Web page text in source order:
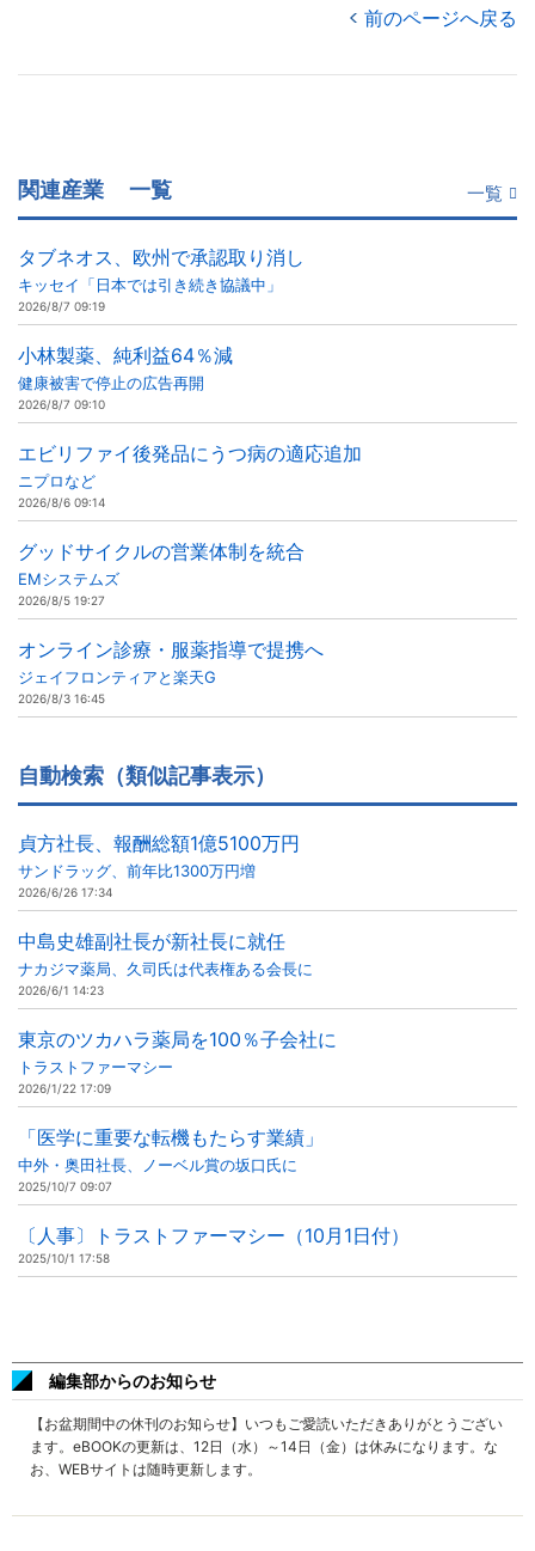
前のページへ戻る
関連産業 一覧 一覧
タブネオス、欧州で承認取り消し
キッセイ「日本では引き続き協議中」
2026/8/7 09:19
小林製薬、純利益64％減
健康被害で停止の広告再開
2026/8/7 09:10
エビリファイ後発品にうつ病の適応追加
ニプロなど
2026/8/6 09:14
グッドサイクルの営業体制を統合
EMシステムズ
2026/8/5 19:27
オンライン診療・服薬指導で提携へ
ジェイフロンティアと楽天G
2026/8/3 16:45
自動検索（類似記事表示）
貞方社長、報酬総額1億5100万円
サンドラッグ、前年比1300万円増
2026/6/26 17:34
中島史雄副社長が新社長に就任
ナカジマ薬局、久司氏は代表権ある会長に
2026/6/1 14:23
東京のツカハラ薬局を100％子会社に
トラストファーマシー
2026/1/22 17:09
「医学に重要な転機もたらす業績」
中外・奥田社長、ノーベル賞の坂口氏に
2025/10/7 09:07
〔人事〕トラストファーマシー（10月1日付）
2025/10/1 17:58
編集部からのお知らせ
【お盆期間中の休刊のお知らせ】いつもご愛読いただきありがとうござい
ます。eBOOKの更新は、12日（水）～14日（金）は休みになります。な
お、WEBサイトは随時更新します。